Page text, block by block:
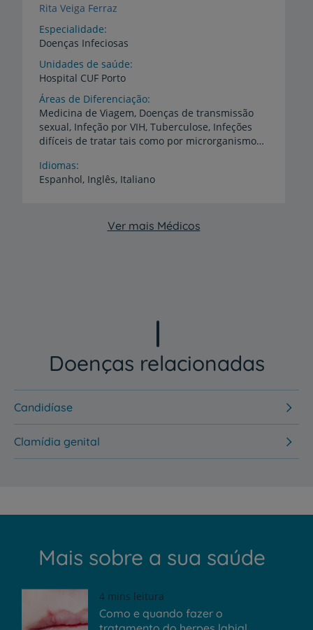
Rita Veiga Ferraz
Especialidade
Doenças Infeciosas
Unidades de saúde
Hospital CUF Porto
Áreas de Diferenciação
Medicina de Viagem, Doenças de transmissão
sexual, Infeção por VIH, Tuberculose, Infeções
difíceis de tratar tais como por microrganismos multirresistentes/ associadas a próteses/infeções em imunodeprimidos. Controlo de Infeção e Antimicrobial Stewardship
Idiomas
Espanhol, Inglês, Italiano
Ver mais Médicos
Doenças relacionadas
Candidíase
Clamídia genital
Mais sobre a sua saúde
4 mins leitura
Como e quando fazer o